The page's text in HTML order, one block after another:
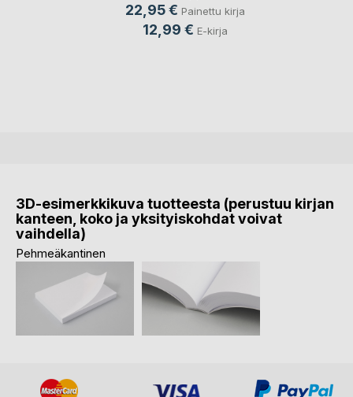
22,95 € Painettu kirja
12,99 € E-kirja
3D-esimerkkikuva tuotteesta (perustuu kirjan
kanteen, koko ja yksityiskohdat voivat
vaihdella)
Pehmeäkantinen